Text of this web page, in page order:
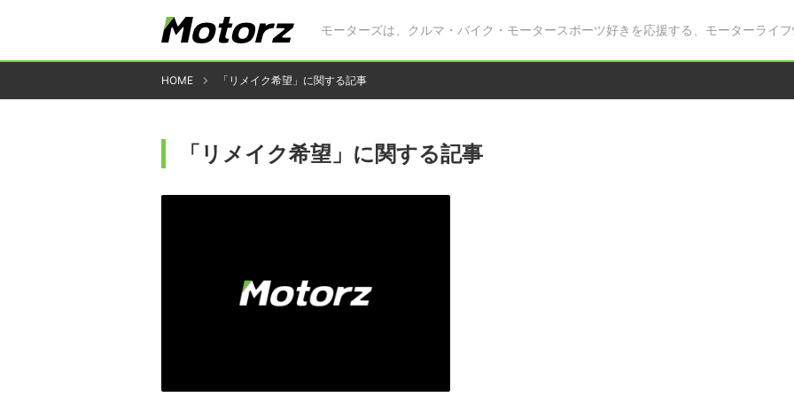
モーターズは、クルマ・バイク・モータースポーツ好きを応援する、モーターライフ
HOME 「リメイク希望」に関する記事
「リメイク希望」に関する記事